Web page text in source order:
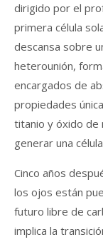
dirigido por el
primera célula
descansa sobre
heterounión,
encargados de
propiedades
titanio y óxido de
generar una
Cinco años
los ojos están
futuro libre de
implica la